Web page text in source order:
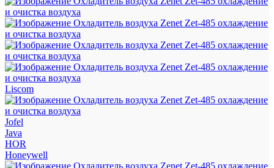
Liscom
Jofel
Java
HOR
Honeywell